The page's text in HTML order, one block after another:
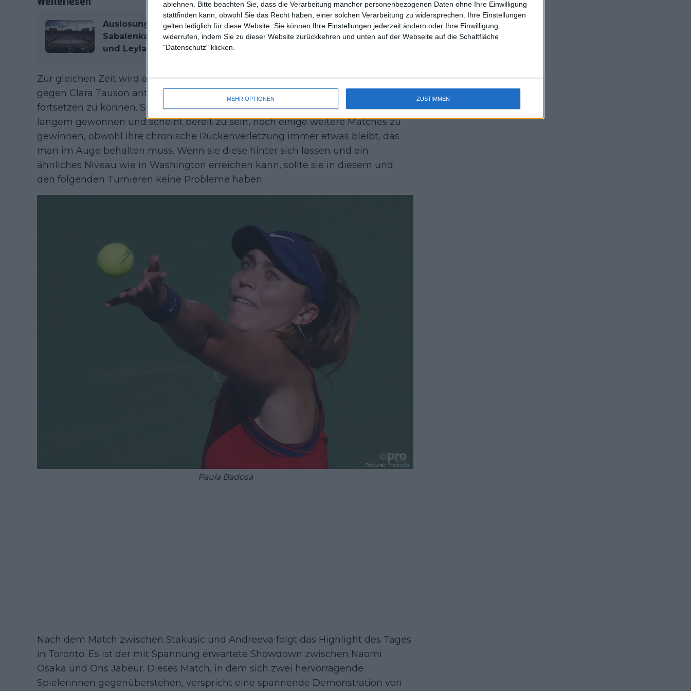
ablehnen. Bitte beachten Sie, dass die Verarbeitung mancher personenbezogenen Daten ohne Ihre Einwilligung
stattfinden kann, obwohl Sie das Recht haben, einer solchen Verarbeitung zu widersprechen. Ihre Einstellungen
gelten lediglich für diese Website. Sie können Ihre Einstellungen jederzeit ändern oder Ihre Einwilligung
widerrufen, indem Sie zu dieser Website zurückkehren und unten auf der Webseite auf die Schaltfläche
"Datenschutz" klicken.
MEHR OPTIONEN ZUSTIMMEN
Auslosung der Frauen 2024 Canadian Open mit Aryna
Sabalenka, Coco Gauff, Jessica Pegula, Bianca Andreescu
und Leylah Fernandez
Zur gleichen Zeit wird auf dem zweitgrößten Court eine glühende Paula Badosa
gegen Clara Tauson antreten, die hofft, ihren großartigen Lauf in Nordamerika
fortsetzen zu können. Sie hat gerade bei den Citi Open ihre erste Trophäe seit
langem gewonnen und scheint bereit zu sein, noch einige weitere Matches zu
gewinnen, obwohl ihre chronische Rückenverletzung immer etwas bleibt, das
man im Auge behalten muss. Wenn sie diese hinter sich lassen und ein
ähnliches Niveau wie in Washington erreichen kann, sollte sie in diesem und
den folgenden Turnieren keine Probleme haben.
Paula Badosa
Nach dem Match zwischen Stakusic und Andreeva folgt das Highlight des Tages
in Toronto. Es ist der mit Spannung erwartete Showdown zwischen Naomi
Osaka und Ons Jabeur. Dieses Match, in dem sich zwei hervorragende
Spielerinnen gegenüberstehen, verspricht eine spannende Demonstration von
uss J-L-Struff wahrscheinlich morge 3 Spiele absolvieren (2.
mal Einzel 1x Doppel) dank der hervorragenden Unterstützung
des Kommentators für F-A-A